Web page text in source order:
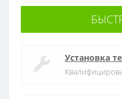
Установка